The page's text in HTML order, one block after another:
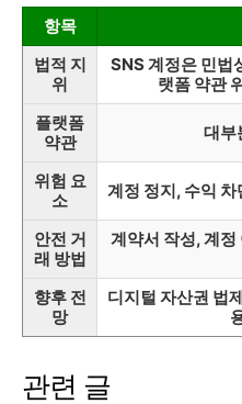
항목
법적 지
위
SNS 계정은 민법
랫폼 약관
플랫폼
약관
대부
위험 요
소
계정 정지, 수익
안전 거
래 방법
계약서 작성, 계정
향후 전
망
디지털 자산권 법
관련 글